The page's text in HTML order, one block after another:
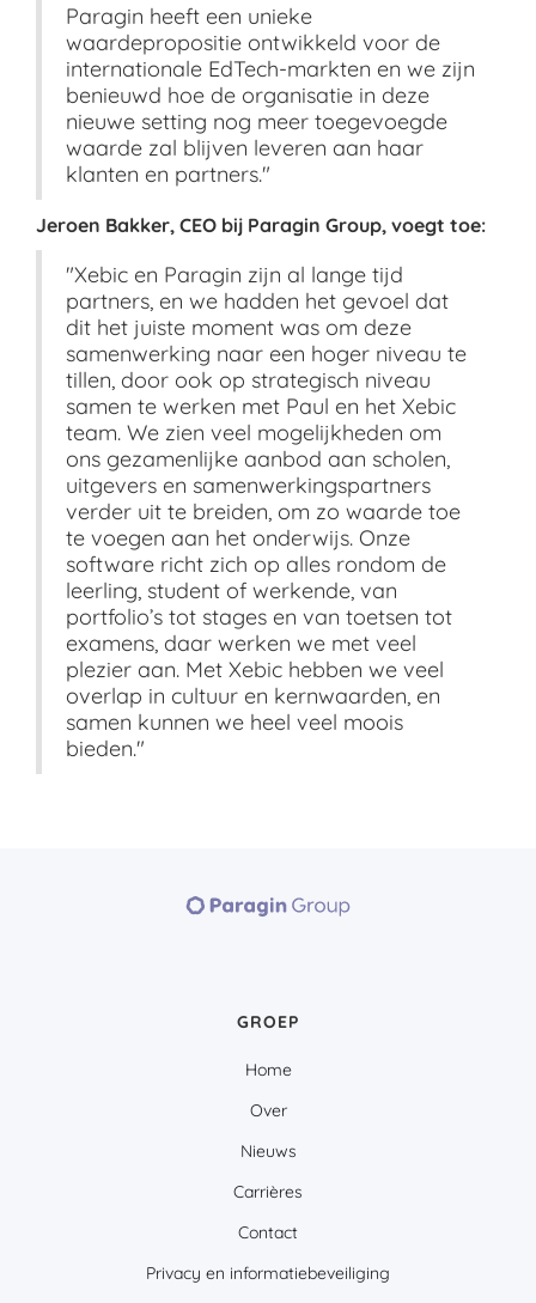
Paragin heeft een unieke
waardepropositie ontwikkeld voor de
internationale EdTech-markten en we zijn
benieuwd hoe de organisatie in deze
nieuwe setting nog meer toegevoegde
waarde zal blijven leveren aan haar
klanten en partners."
Jeroen Bakker, CEO bij Paragin Group, voegt toe:
"Xebic en Paragin zijn al lange tijd
partners, en we hadden het gevoel dat
dit het juiste moment was om deze
samenwerking naar een hoger niveau te
tillen, door ook op strategisch niveau
samen te werken met Paul en het Xebic
team. We zien veel mogelijkheden om
ons gezamenlijke aanbod aan scholen,
uitgevers en samenwerkingspartners
verder uit te breiden, om zo waarde toe
te voegen aan het onderwijs. Onze
software richt zich op alles rondom de
leerling, student of werkende, van
portfolio’s tot stages en van toetsen tot
examens, daar werken we met veel
plezier aan. Met Xebic hebben we veel
overlap in cultuur en kernwaarden, en
samen kunnen we heel veel moois
bieden."
GROEP
Home
Over
Nieuws
Carrières
Contact
Privacy en informatiebeveiliging